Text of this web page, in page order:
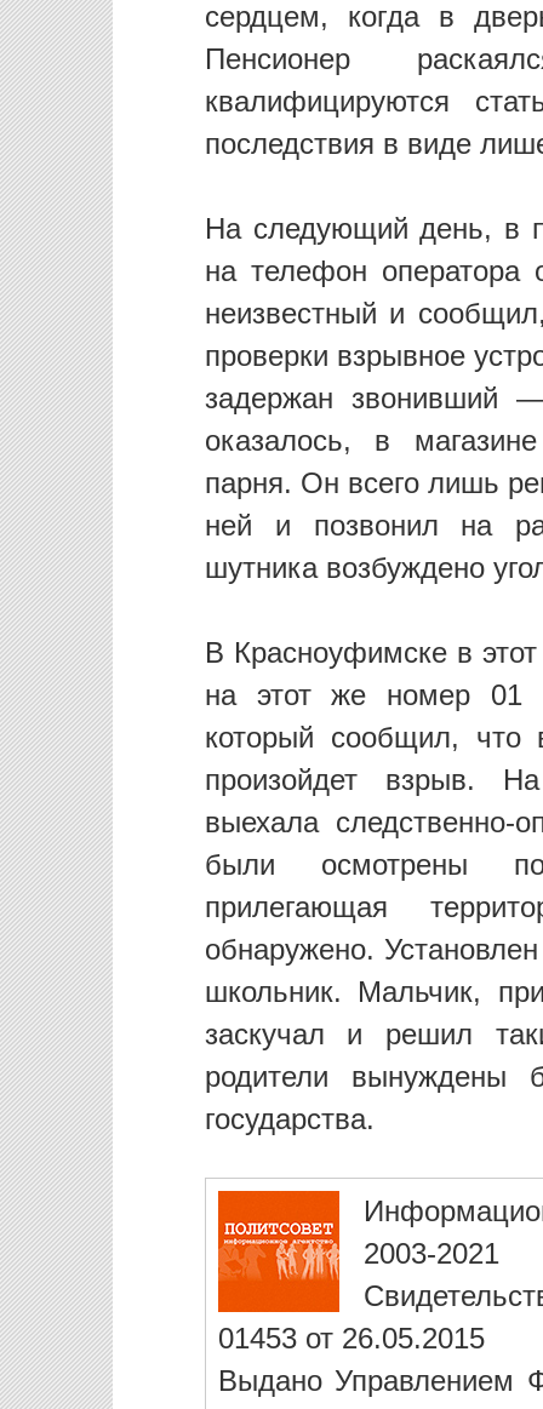
сердцем, когда в
Пенсионер
квалифицируются
последствия в виде
На следующий день, в
на телефон оператора
неизвестный и
проверки взрывное
задержан звонивший
оказалось, в
парня. Он всего лишь
ней и позвонил на
шутника возбуждено
В Красноуфимске в
на этот же номер 01
который сообщил, что
произойдет взрыв.
выехала следственно-
были осмотрены
прилегающая
обнаружено.
школьник. Мальчик,
заскучал и решил
родители вынуждены
государства.
2003-2021
01453 от 26.05.2015
Выдано Управлением